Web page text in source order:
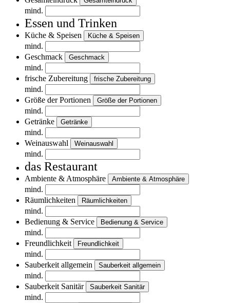
mind.
Essen und Trinken
Küche & Speisen Küche & Speisen
mind.
Geschmack
Geschmack
mind.
frische Zubereitung
frische Zubereitung
mind.
Größe der Portionen
Größe der Portionen
mind.
Getränke
Getränke
mind.
Weinauswahl
Weinauswahl
mind.
das Restaurant
Ambiente & Atmosphäre Ambiente & Atmosphäre
mind.
Räumlichkeiten
Räumlichkeiten
mind.
Bedienung & Service
Bedienung & Service
mind.
Freundlichkeit
Freundlichkeit
mind.
Sauberkeit allgemein
Sauberkeit allgemein
mind.
Sauberkeit Sanitär
Sauberkeit Sanitär
mind.